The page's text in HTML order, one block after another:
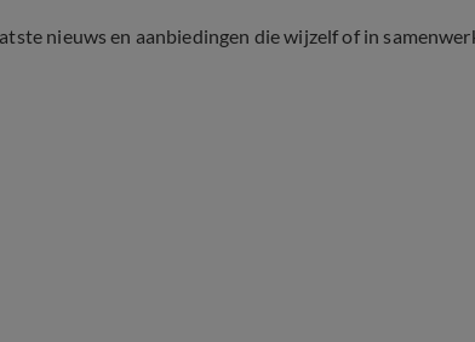
nieuws en aanbiedingen die wijzelf of in